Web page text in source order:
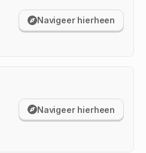
Navigeer hierheen
Navigeer hierheen